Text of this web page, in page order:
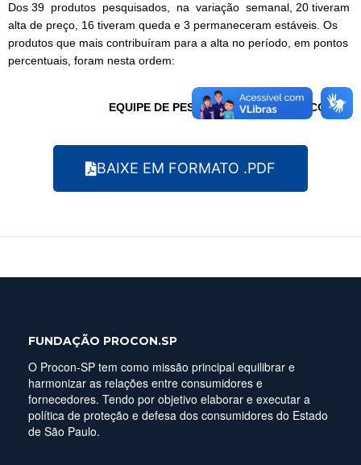
Dos 39 produtos pesquisados, na variação semanal, 20 tiveram
alta de preço, 16 tiveram queda e 3 permaneceram estáveis. Os
produtos que mais contribuíram para a alta no período, em pontos
percentuais, foram nesta ordem:
EQUIPE DE PESQUISAS – DEP – PROCON-SP
BAIXE EM FORMATO .PDF
FUNDAÇÃO PROCON.SP
O Procon-SP tem como missão principal equilibrar e
harmonizar as relações entre consumidores e
fornecedores. Tendo por objetivo elaborar e executar a
política de proteção e defesa dos consumidores do Estado
de São Paulo.